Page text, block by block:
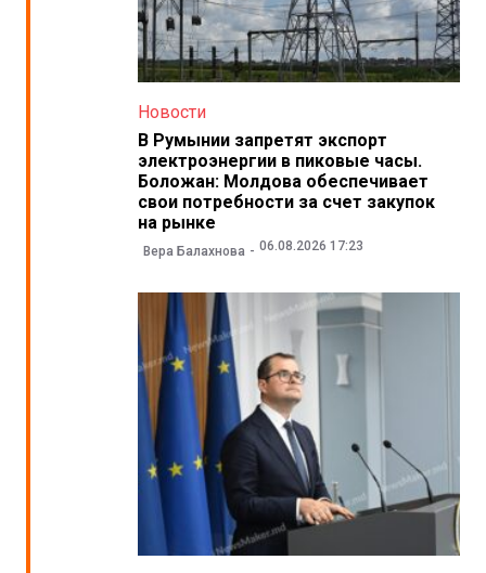
Новости
В Румынии запретят экспорт
электроэнергии в пиковые часы.
Боложан: Молдова обеспечивает
свои потребности за счет закупок
на рынке
Вера Балахнова 06.08.2026 17:23